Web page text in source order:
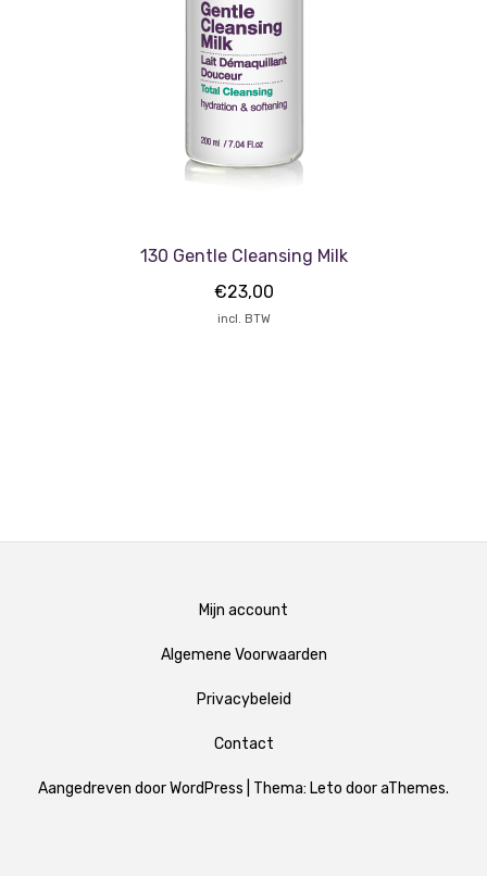
130 Gentle Cleansing Milk
€23,00
incl. BTW
Mijn account
Algemene Voorwaarden
Privacybeleid
Contact
Aangedreven door WordPress Thema: Leto door aThemes.